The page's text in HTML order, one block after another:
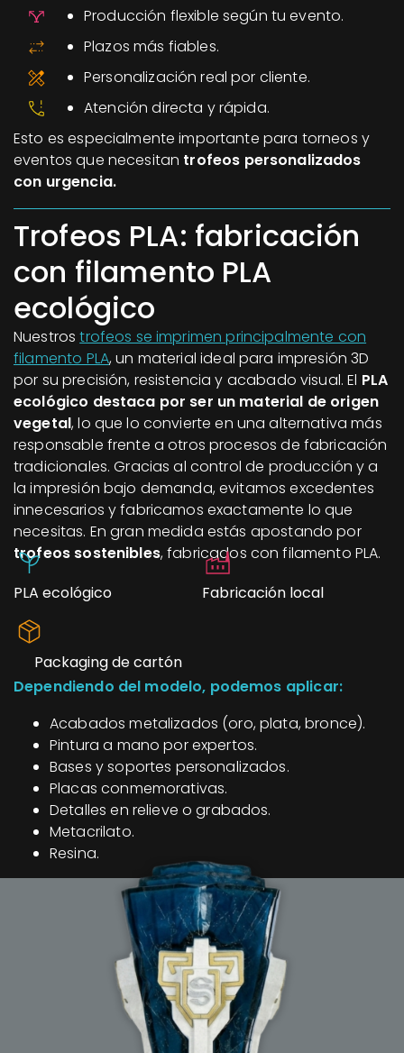
Producción flexible según tu evento.
Plazos más fiables.
Personalización real por cliente.
Atención directa y rápida.
Esto es especialmente importante para torneos y
eventos que necesitan trofeos personalizados
con urgencia.
Trofeos PLA: fabricación
con filamento PLA
ecológico
Nuestrostrofeos se imprimen principalmente con
filamento PLA, un material ideal para impresión 3D
por su precisión, resistencia y acabado visual. El PLA
ecológico destaca por ser un material de origen
vegetal, lo que lo convierte en una alternativa más
responsable frente a otros procesos de fabricación
tradicionales. Gracias al control de producción y a
la impresión bajo demanda, evitamos excedentes
innecesarios y fabricamos exactamente lo que
necesitas. En gran medida estás apostando por
trofeos sostenibles, fabricados con filamento PLA.
PLA ecológico
Fabricación local
Packaging de cartón
Dependiendo del modelo, podemos aplicar:
Acabados metalizados (oro, plata, bronce).
Pintura a mano por expertos.
Bases y soportes personalizados.
Placas conmemorativas.
Detalles en relieve o grabados.
Metacrilato.
Resina.